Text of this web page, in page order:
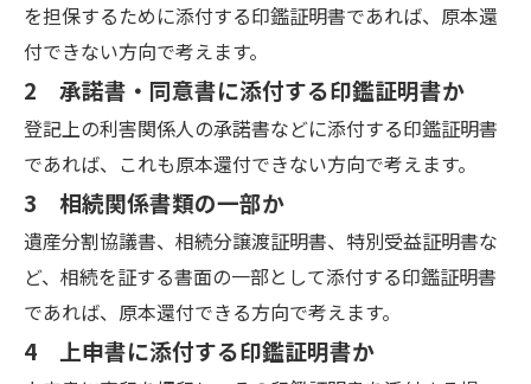
を担保するために添付する印鑑証明書であれば、原本還
付できない方向で考えます。
2 承諾書・同意書に添付する印鑑証明書か
登記上の利害関係人の承諾書などに添付する印鑑証明書
であれば、これも原本還付できない方向で考えます。
3 相続関係書類の一部か
遺産分割協議書、相続分譲渡証明書、特別受益証明書な
ど、相続を証する書面の一部として添付する印鑑証明書
であれば、原本還付できる方向で考えます。
4 上申書に添付する印鑑証明書か